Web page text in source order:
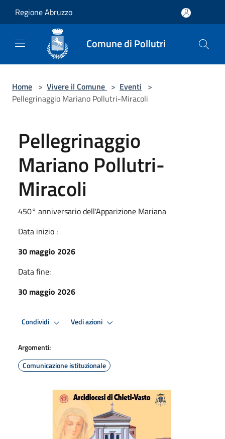
Regione Abruzzo
Comune di Pollutri
Home > Vivere il Comune > Eventi >
Pellegrinaggio Mariano Pollutri-Miracoli
Pellegrinaggio
Mariano Pollutri-
Miracoli
450° anniversario dell'Apparizione Mariana
Data inizio :
30 maggio 2026
Data fine:
30 maggio 2026
Condividi Vedi azioni
Argomenti:
Comunicazione istituzionale